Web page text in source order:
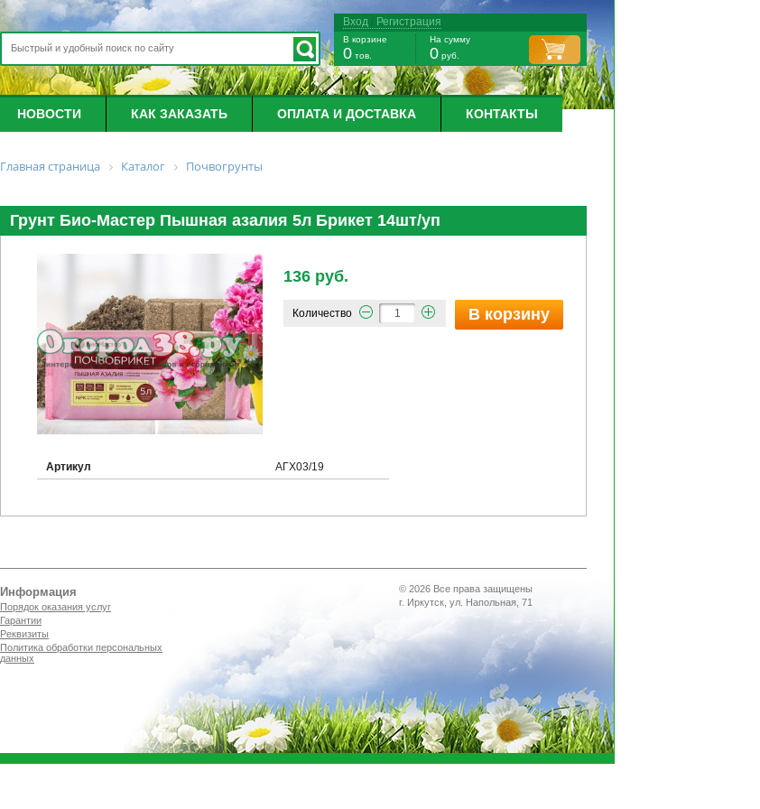
Вход / Регистрация
В корзине
0 тов.
На сумму
0 руб.
НОВОСТИ КАК ЗАКАЗАТЬ ОПЛАТА И ДОСТАВКА КОНТАКТЫ
Главная страница Каталог Почвогрунты
Грунт Био-Мастер Пышная азалия 5л Брикет 14шт/уп
136 руб.
Количество В корзину
Артикул АГХ03/19
Информация
Порядок оказания услуг
Гарантии
Реквизиты
Политика обработки персональных
данных
© 2026 Все права защищены
г. Иркутск, ул. Напольная, 71